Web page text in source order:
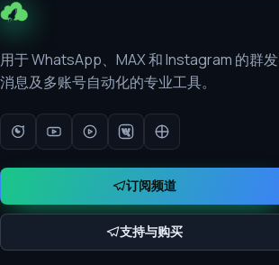
用于 WhatsApp、MAX 和 Instagram 的群发
消息及多账号自动化的专业工具。
订阅频道
支持与购买